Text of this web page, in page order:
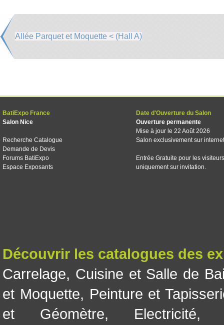
Allée Parquet et Moquette < (Hall A)
BatiExpo France
Salon Nice
Recherche Catalogue
Demande de Devis
Forums BatiExpo
Espace Exposants
Date d'Ouverture du Salon
Ouverture permanente
Mise à jour le 22 Août 2026
Salon exclusivement sur internet
Entrée Gratuite pour les visiteurs
uniquement sur invitation.
Découvrir les catalogues des
Carrelage, Cuisine et Salle de
et Moquette, Peinture et
et Géomètre, Electricité